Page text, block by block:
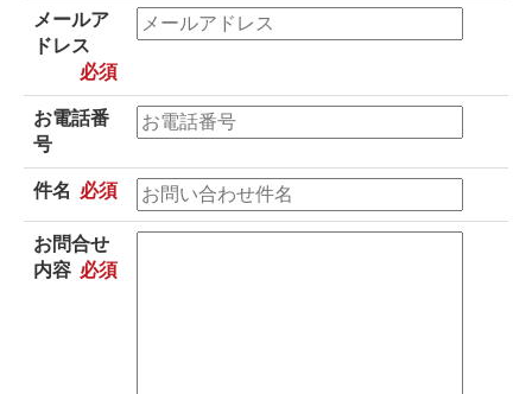
メールア
ドレス
必須
お電話番
号
件名 必須
お問合せ
内容 必須